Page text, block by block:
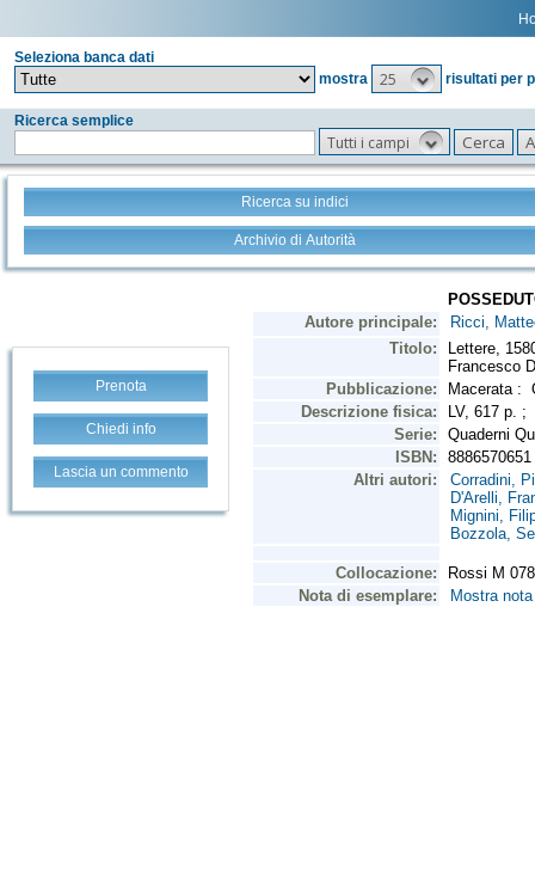
Seleziona banca dati
mostra
25 risultati per
Ricerca semplice
Tutti i campi
Ricerca su indici
Archivio di Autorità
Prenota
Chiedi info
Lascia un commento